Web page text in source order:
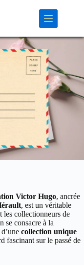
Victor Hugo, ancrée
, est un véritable
les collectionneurs de
se consacre à la
collection unique
fascinant sur le passé de